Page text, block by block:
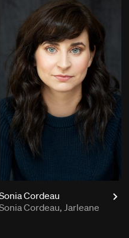
Cordeau
Cordeau, Jarleane